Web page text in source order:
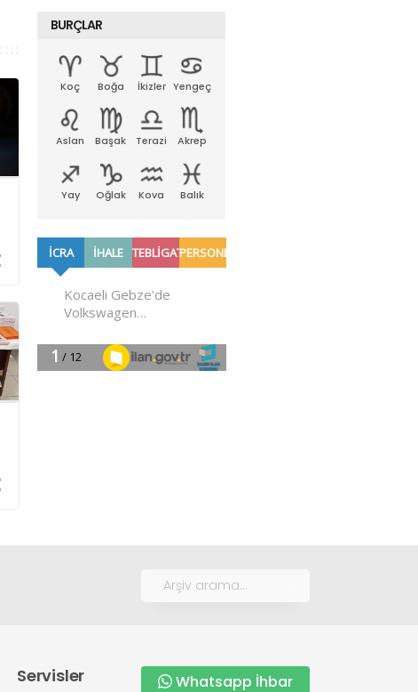
BURÇLAR
Koç Boğa İkizler Yengeç
Aslan Başak Terazi Akrep
Yay Oğlak Kova Balık
Servisler Whatsapp İhbar